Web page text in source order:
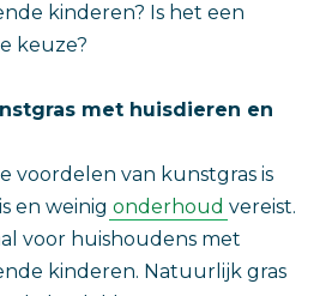
kinderen? Is het een
keuze?
met huisdieren en
voordelen van kunstgras is
en weinig onderhoud vereist.
voor huishoudens met
kinderen. Natuurlijk gras